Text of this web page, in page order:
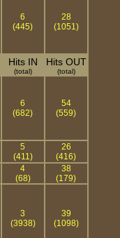
6
(445)
28
(1051)
Hits IN
(total)
Hits OUT
(total)
6
(682)
54
(559)
5
(411)
26
(416)
4
(68)
38
(179)
3
(3938)
39
(1098)